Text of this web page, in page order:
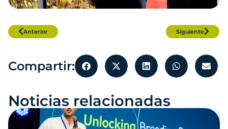
Anterior Siguiente
Compartir:
Noticias relacionadas